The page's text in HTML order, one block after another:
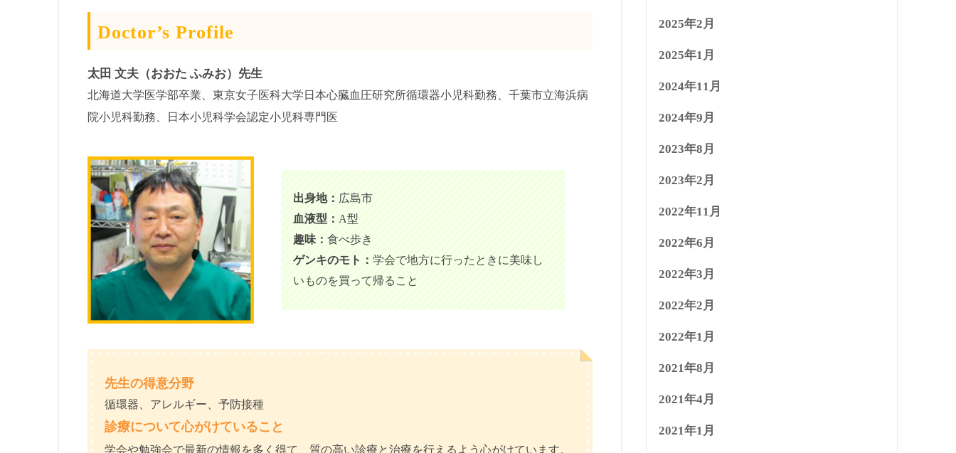
Doctor’s Profile
太田 文夫（おおた ふみお）先生
北海道大学医学部卒業、東京女子医科大学日本心臓血圧研究所循環器小児科勤務、千葉市立海浜病
院小児科勤務、日本小児科学会認定小児科専門医
出身地： 広島市
血液型：A型
趣味：食べ歩き
ゲンキのモト：学会で地方に行ったときに美味し
いものを買って帰ること
先生の得意分野
循環器、アレルギー、予防接種
診療について心がけていること
学会や勉強会で最新の情報を多く得て、質の高い診療と治療を行えるよう心がけています。
2025年2月
2025年1月
2024年11月
2024年9月
2023年8月
2023年2月
2022年11月
2022年6月
2022年3月
2022年2月
2022年1月
2021年8月
2021年4月
2021年1月